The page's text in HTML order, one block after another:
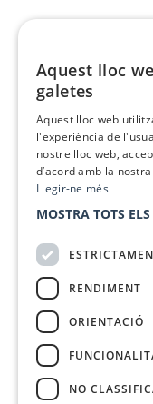
Aquest lloc
galetes
Aquest lloc web
l'experiència de
nostre lloc web,
d’acord amb la
Llegir-ne més
MOSTRA TOTS
RENDIMENT
ORIENTACIÓ
NO